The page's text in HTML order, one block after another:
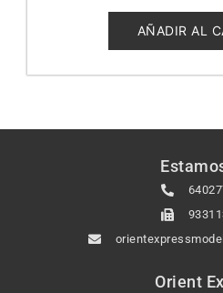
de
5
AÑADIR AL
Orient